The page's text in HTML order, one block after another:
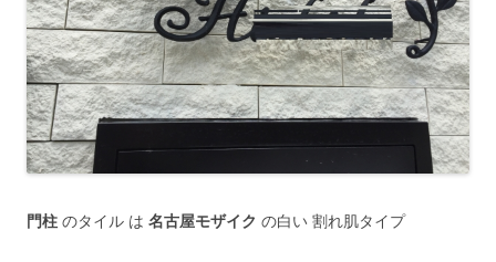
門柱 のタイル は 名古屋モザイク の白い 割れ肌タイプ